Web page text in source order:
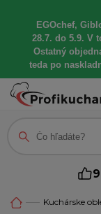
EGOchef,
28.7. do 5.9. V
Ostatný
teda po
Kuchárske